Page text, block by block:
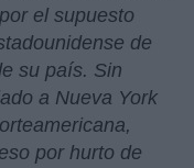
el supuesto
de
su país. Sin
a Nueva York
por hurto de